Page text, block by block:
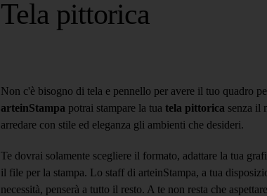
Tela pittorica
Non c'è bisogno di tela e pennello per avere il tuo quadro
arteinStampa potrai stampare la tua tela pittorica senza il
arredare con stile ed eleganza gli ambienti che desideri.
Te dovrai solamente scegliere il formato, adattare la tua
il file per la stampa. Lo staff di arteinStampa, a tua
necessità, penserà a tutto il resto. A te non resta che